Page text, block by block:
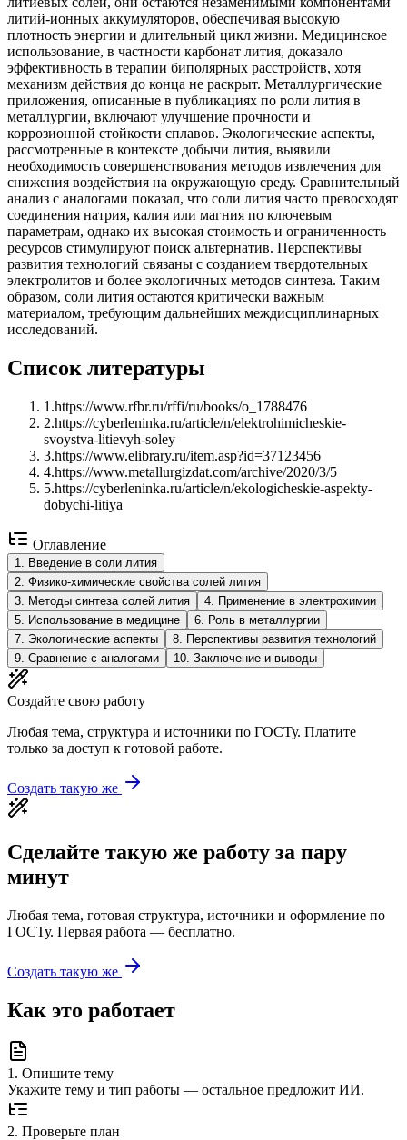
литий-ионных аккумуляторов, обеспечивая высокую
плотность энергии и длительный цикл жизни. Медицинское
использование, в частности карбонат лития, доказало
эффективность в терапии биполярных расстройств, хотя
механизм действия до конца не раскрыт. Металлургические
приложения, описанные в публикациях по роли лития в
металлургии, включают улучшение прочности и
коррозионной стойкости сплавов. Экологические аспекты,
рассмотренные в контексте добычи лития, выявили
необходимость совершенствования методов извлечения для
снижения воздействия на окружающую среду. Сравнительный
анализ с аналогами показал, что соли лития часто превосходят
соединения натрия, калия или магния по ключевым
параметрам, однако их высокая стоимость и ограниченность
ресурсов стимулируют поиск альтернатив. Перспективы
развития технологий связаны с созданием твердотельных
электролитов и более экологичных методов синтеза. Таким
образом, соли лития остаются критически важным
материалом, требующим дальнейших междисциплинарных
исследований.
Список литературы
1 .https://www.rfbr.ru/rffi/ru/books/o_1788476
2.https://cyberleninka.ru/article/n/elektrohimicheskie-
svoystva-litievyh-soley
3.https://www.elibrary.ru/item.asp?id=37123456
4.https://www.metallurgizdat.com/archive/2020/3/5
5.https://cyberleninka.ru/article/n/ekologicheskie-aspekty-
dobychi-litiya
Оглавление
1
Введение в соли лития
2 Физико-химические свойства солей лития
3
Методы синтеза солей лития 4
Применение в электрохимии
5
Использование в медицине 6
Роль в металлургии
7 Экологические аспекты 8
Перспективы развития технологий
9 Сравнение с аналогами 10 Заключение и выводы
Создайте свою работу
Любая тема, структура и источники по ГОСТу. Платите
только за доступ к готовой работе.
Создать такую же
Сделайте такую же работу за пару
минут
Любая тема, готовая структура, источники и оформление по
ГОСТу. Первая работа — бесплатно.
Создать такую же
Как это работает
1. Опишите тему
Укажите тему и тип работы — остальное предложит ИИ.
2. Проверьте план